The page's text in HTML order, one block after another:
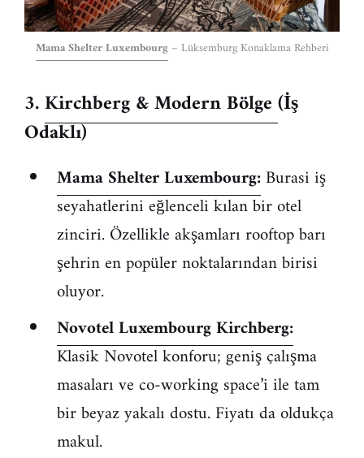
Mama Shelter Luxembourg– Lüksemburg Konaklama Rehberi
3.Kirchberg & Modern Bölge(İş
Odaklı)
Mama Shelter Luxembourg:Burasi iş
seyahatlerini eğlenceli kılan bir otel
zinciri. Özellikle akşamları rooftop barı
şehrin en popüler noktalarından birisi
oluyor.
Novotel Luxembourg Kirchberg:
Klasik Novotel konforu; geniş çalışma
masaları ve co-working space’i ile tam
bir beyaz yakalı dostu. Fiyatı da oldukça
makul.